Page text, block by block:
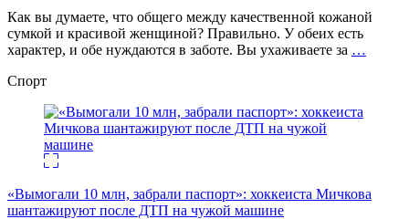
Как вы думаете, что общего между качественной кожаной
сумкой и красивой женщиной? Правильно. У обеих есть
характер, и обе нуждаются в заботе. Вы ухаживаете за …
Спорт
«Вымогали 10 млн, забрали паспорт»: хоккеиста Мичкова
шантажируют после ДТП на чужой машине